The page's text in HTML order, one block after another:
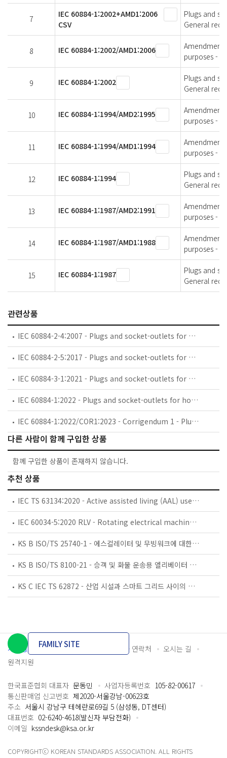
7
IEC 60884-1:2002+AMD1:2006
CSV
Plugs and
General
8 IEC 60884-1:2002/AMD1:2006
Amendment
purposes -
9 IEC 60884-1:2002
Plugs and
General
10 IEC 60884-1:1994/AMD2:1995
Amendment
purposes -
11 IEC 60884-1:1994/AMD1:1994
Amendment
purposes -
12 IEC 60884-1:1994
Plugs and
General
13 IEC 60884-1:1987/AMD2:1991
Amendment
purposes -
14 IEC 60884-1:1987/AMD1:1988
Amendment
purposes -
15 IEC 60884-1:1987
Plugs and
General
관련상품
IEC 60884-2-4:2007 - Plugs and socket-outlets for household and similar purposes - Part 2-4: Particular requirements for plugs and socket-outlets for SELV
IEC 60884-2-5:2017 - Plugs and socket-outlets for household and similar purposes - Part 2-5: Particular requirements for adaptors
IEC 60884-3-1:2021 - Plugs and socket-outlets for household and similar purposes - Part 3-1: Particular requirements for socket-outlets incorporating USB power supply
IEC 60884-1:2022 - Plugs and socket-outlets for household and similar purposes - Part 1: General requirements
IEC 60884-1:2022/COR1:2023 - Corrigendum 1 - Plugs and socket-outlets for household and similar purposes - Part 1: General requirements
다른 사람이 함께 구입한 상품
함께 구입한 상품이 존재하지 않습니다.
추천 상품
IEC TS 63134:2020 - Active assisted living (AAL) use cases
IEC 60034-5:2020 RLV - Rotating electrical machines - Part 5: Degrees of protection provided by the integral design of rotating electrical machines (IP code) - Classification
KS B ISO/TS 25740-1 - 에스컬레이터 및 무빙워크에 대한 안전요건 — 제1부: 세계공통 필수 안전요건(GESRs)
KS B ISO/TS 8100-21 - 승객 및 화물 운송용 엘리베이터 —제21부: 세계공통 필수안전요건(GESRs)을 충족하는 세계공통 안전 파라미터(GSPs)
KS C IEC TS 62872 - 산업 시설과 스마트 그리드 사이의 산업 공정 측정, 제어 및 자동화 시스템 인터페이스
개인정보처리방침 이용약관 담당자 연락처
오시는 길
원격지원
FAMILY SITE
한국표준협회 대표자 문동민 사업자등록번호 105-82-00617
통신판매업 신고번호 제2020-서울강남-00623호
주소 서울시 강남구 테헤란로69길 5 (삼성동, DT센터)
대표번호 02-6240-4618(발신자 부담전화)
이메일 kssndesk@ksa.or.kr
COPYRIGHTⓒ KOREAN STANDARDS ASSOCIATION. ALL RIGHTS